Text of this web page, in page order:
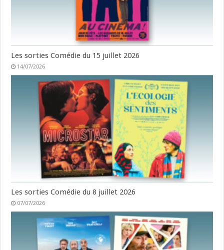
Les sorties Comédie du 15 juillet 2026
14/07/2026
Les sorties Comédie du 8 juillet 2026
07/07/2026